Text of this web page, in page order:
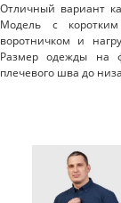
Отличный вариант
Модель с
воротничком и
Размер одежды на
плечевого шва до